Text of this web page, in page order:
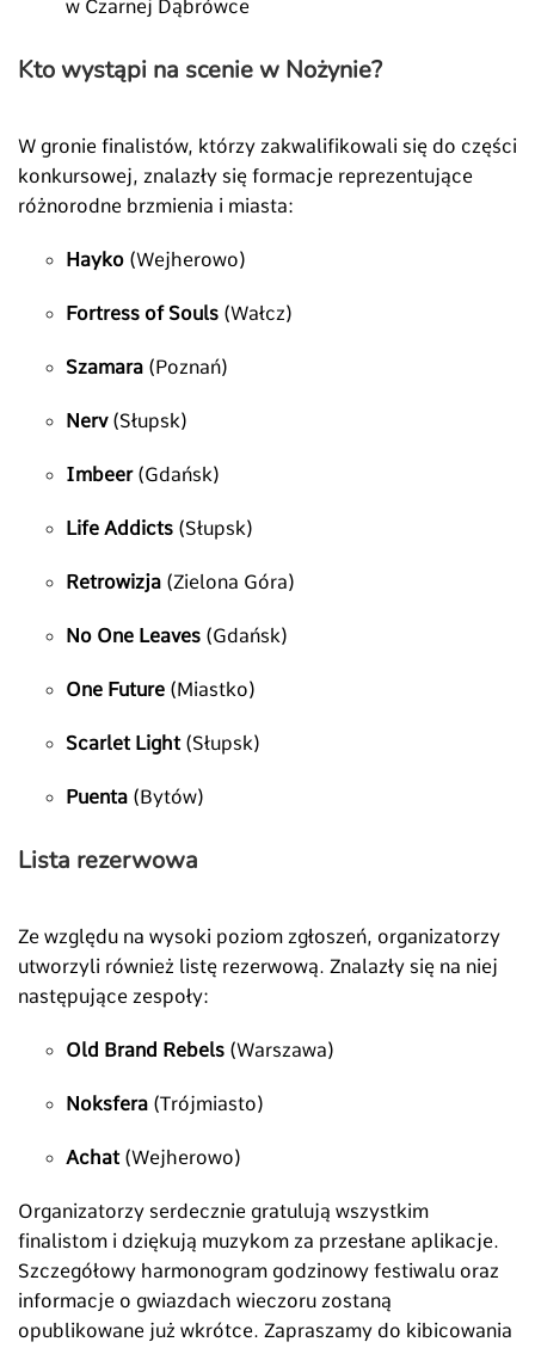
w Czarnej Dąbrówce
Kto wystąpi na scenie w Nożynie?
W gronie finalistów, którzy zakwalifikowali się do części
konkursowej, znalazły się formacje reprezentujące
różnorodne brzmienia i miasta:
Hayko (Wejherowo)
Fortress of Souls (Wałcz)
Szamara (Poznań)
Nerv(Słupsk)
Imbeer(Gdańsk)
Life Addicts (Słupsk)
Retrowizja (Zielona Góra)
No One Leaves (Gdańsk)
One Future (Miastko)
Scarlet Light(Słupsk)
Puenta (Bytów)
Lista rezerwowa
Ze względu na wysoki poziom zgłoszeń, organizatorzy
utworzyli również listę rezerwową. Znalazły się na niej
następujące zespoły:
Old Brand Rebels (Warszawa)
Noksfera (Trójmiasto)
Achat(Wejherowo)
Organizatorzy serdecznie gratulują wszystkim
finalistom i dziękują muzykom za przesłane aplikacje.
Szczegółowy harmonogram godzinowy festiwalu oraz
informacje o gwiazdach wieczoru zostaną
opublikowane już wkrótce. Zapraszamy do kibicowania